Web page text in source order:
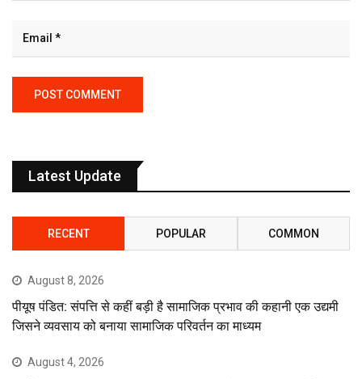
Latest Update
RECENT POPULAR COMMON
August 8, 2026
पीयूष पंडित: संपत्ति से कहीं बड़ी है सामाजिक प्रभाव की कहानी एक उद्यमी
जिसने व्यवसाय को बनाया सामाजिक परिवर्तन का माध्यम
August 4, 2026